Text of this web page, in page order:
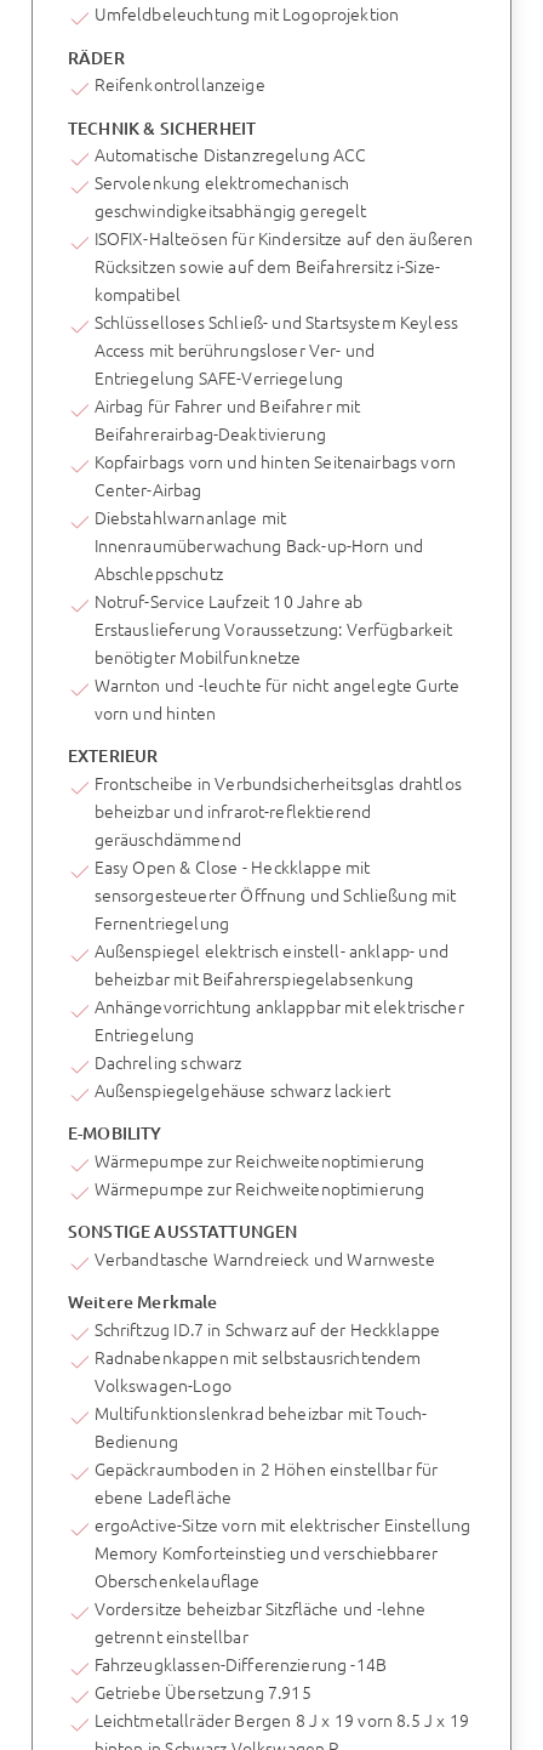
Umfeldbeleuchtung mit Logoprojektion
RÄDER
Reifenkontrollanzeige
TECHNIK & SICHERHEIT
Automatische Distanzregelung ACC
Servolenkung elektromechanisch
geschwindigkeitsabhängig geregelt
ISOFIX-Halteösen für Kindersitze auf den äußeren
Rücksitzen sowie auf dem Beifahrersitz i-Size-
kompatibel
Schlüsselloses Schließ- und Startsystem Keyless
Access mit berührungsloser Ver- und
Entriegelung SAFE-Verriegelung
Airbag für Fahrer und Beifahrer mit
Beifahrerairbag-Deaktivierung
Kopfairbags vorn und hinten Seitenairbags vorn
Center-Airbag
Diebstahlwarnanlage mit
Innenraumüberwachung Back-up-Horn und
Abschleppschutz
Notruf-Service Laufzeit 10 Jahre ab
Erstauslieferung Voraussetzung: Verfügbarkeit
benötigter Mobilfunknetze
Warnton und -leuchte für nicht angelegte Gurte
vorn und hinten
EXTERIEUR
Frontscheibe in Verbundsicherheitsglas drahtlos
beheizbar und infrarot-reflektierend
geräuschdämmend
Easy Open & Close - Heckklappe mit
sensorgesteuerter Öffnung und Schließung mit
Fernentriegelung
Außenspiegel elektrisch einstell- anklapp- und
beheizbar mit Beifahrerspiegelabsenkung
Anhängevorrichtung anklappbar mit elektrischer
Entriegelung
Dachreling schwarz
Außenspiegelgehäuse schwarz lackiert
E-MOBILITY
Wärmepumpe zur Reichweitenoptimierung
Wärmepumpe zur Reichweitenoptimierung
SONSTIGE AUSSTATTUNGEN
Verbandtasche Warndreieck und Warnweste
Weitere Merkmale
Schriftzug ID.7 in Schwarz auf der Heckklappe
Radnabenkappen mit selbstausrichtendem
Volkswagen-Logo
Multifunktionslenkrad beheizbar mit Touch-
Bedienung
Gepäckraumboden in 2 Höhen einstellbar für
ebene Ladefläche
ergoActive-Sitze vorn mit elektrischer Einstellung
Memory Komforteinstieg und verschiebbarer
Oberschenkelauflage
Vordersitze beheizbar Sitzfläche und -lehne
getrennt einstellbar
Fahrzeugklassen-Differenzierung -14B
Getriebe Übersetzung 7.915
Leichtmetallräder Bergen 8 J x 19 vorn 8.5 J x 19